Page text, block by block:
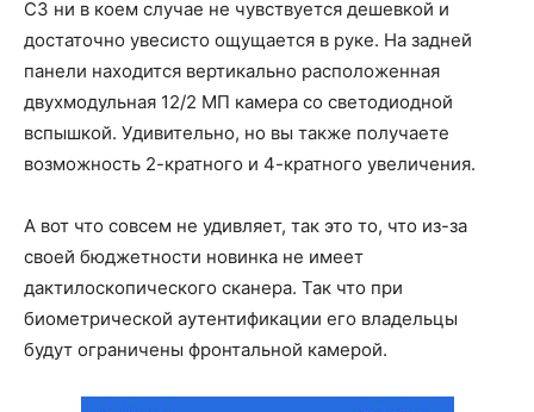
C3 ни в коем случае не чувствуется дешевкой и
достаточно увесисто ощущается в руке. На задней
панели находится ​​вертикально расположенная
двухмодульная 12/2 МП камера со светодиодной
вспышкой. Удивительно, но вы также получаете
возможность 2-кратного и 4-кратного увеличения.
А вот что совсем не удивляет, так это то, что из-за
своей бюджетности новинка не имеет
дактилоскопического сканера. Так что при
биометрической аутентификации его владельцы
будут ограничены фронтальной камерой.